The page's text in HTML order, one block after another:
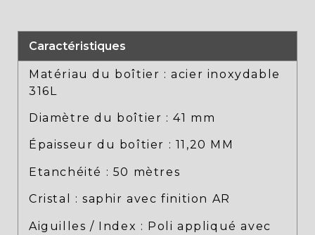
Caractéristiques
Matériau du boîtier : acier inoxydable
316L
Diamètre du boîtier : 41 mm
Épaisseur du boîtier : 11,20 MM
Etanchéité : 50 mètres
Cristal : saphir avec finition AR
Aiguilles / Index : Poli appliqué avec